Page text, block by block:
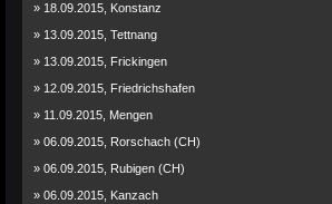
» 18.09.2015, Konstanz
» 13.09.2015, Tettnang
» 13.09.2015, Frickingen
» 12.09.2015, Friedrichshafen
» 11.09.2015, Mengen
» 06.09.2015, Rorschach (CH)
» 06.09.2015, Rubigen (CH)
» 06.09.2015, Kanzach